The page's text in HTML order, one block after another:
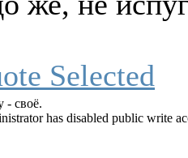
- своё.
has disabled public write